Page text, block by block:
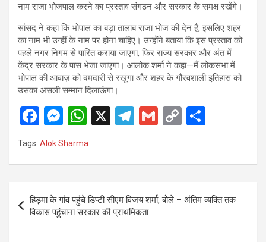
नाम राजा भोजपाल करने का प्रस्ताव संगठन और सरकार के समक्ष रखेंगे।
सांसद ने कहा कि भोपाल का बड़ा तालाब राजा भोज की देन है, इसलिए शहर
का नाम भी उन्हीं के नाम पर होना चाहिए। उन्होंने बताया कि इस प्रस्ताव को
पहले नगर निगम से पारित कराया जाएगा, फिर राज्य सरकार और अंत में
केंद्र सरकार के पास भेजा जाएगा। आलोक शर्मा ने कहा—मैं लोकसभा में
भोपाल की आवाज़ को दमदारी से रखूंगा और शहर के गौरवशाली इतिहास को
उसका असली सम्मान दिलाऊंगा।
F
a
ce
o
o
k
M
es
se
g
er
W
at
A
p
p
X
T
a
m
G
C
n
Tags: Alok Sharma
Post
navigation
हिड़मा के गांव पहुंचे डिप्टी सीएम विजय शर्मा, बोले – अंतिम व्यक्ति तक
विकास पहुंचाना सरकार की प्राथमिकता